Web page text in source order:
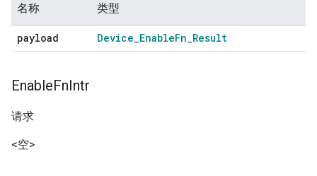
名称 类型
payload Device_EnableFn_Result
EnableFnIntr
请求
<空>